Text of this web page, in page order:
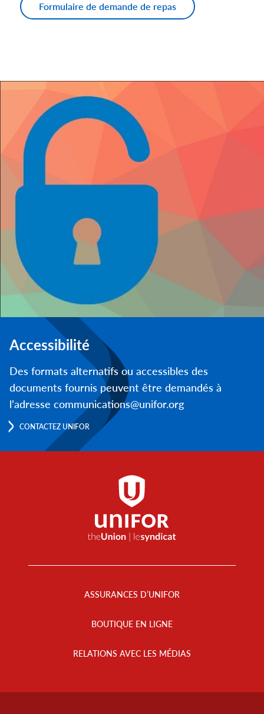
Formulaire de demande de repas
Accessibilité
Des formats alternatifs ou accessibles des
documents fournis peuvent être demandés à
l’adresse communications@unifor.org
CONTACTEZ UNIFOR
ASSURANCES D’UNIFOR
BOUTIQUE EN LIGNE
RELATIONS AVEC LES MÉDIAS
Footer